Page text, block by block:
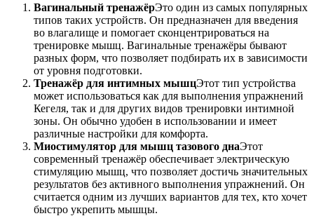
Вагинальный тренажёрЭто один из самых популярных
типов таких устройств. Он предназначен для введения
во влагалище и помогает сконцентрироваться на
тренировке мышц. Вагинальные тренажёры бывают
разных форм, что позволяет подбирать их в зависимости
от уровня подготовки.
Тренажёр для интимных мышцЭтот тип устройства
может использоваться как для выполнения упражнений
Кегеля, так и для других видов тренировки интимной
зоны. Он обычно удобен в использовании и имеет
различные настройки для комфорта.
Миостимулятор для мышц тазового днаЭтот
современный тренажёр обеспечивает электрическую
стимуляцию мышц, что позволяет достичь значительных
результатов без активного выполнения упражнений. Он
считается одним из лучших вариантов для тех, кто хочет
быстро укрепить мышцы.